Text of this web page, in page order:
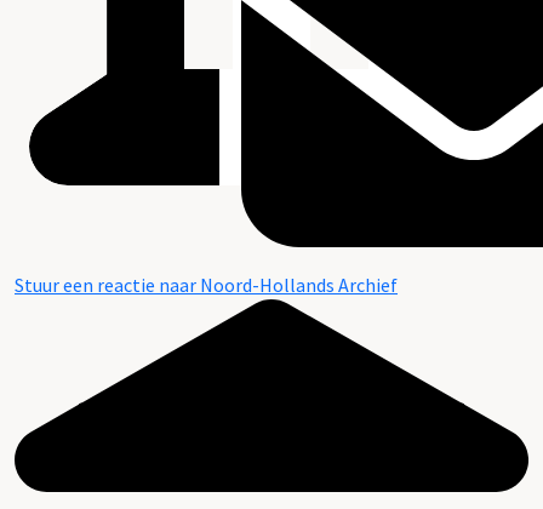
Stuur een reactie naar Noord-Hollands Archief